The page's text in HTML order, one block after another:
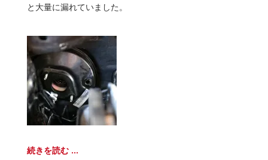
と大量に漏れていました。
続きを読む ...